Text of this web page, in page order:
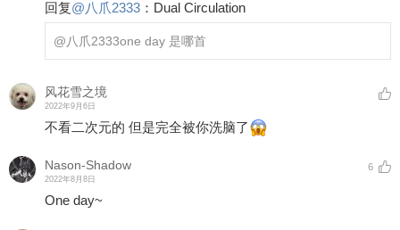
回复@八爪2333 ： Dual Circulation
@八爪2333one day 是哪首
风花雪之境
2022年9月6日
不看二次元的 但是完全被你洗脑了
Nason-Shadow
2022年8月8日
6
One day~